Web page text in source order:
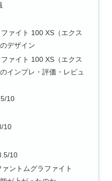
ァイト 100 XS（エクス
デザイン
ァイト 100 XS（エクス
インプレ・評価・レビュ
10
10
10
ントムグラファイト